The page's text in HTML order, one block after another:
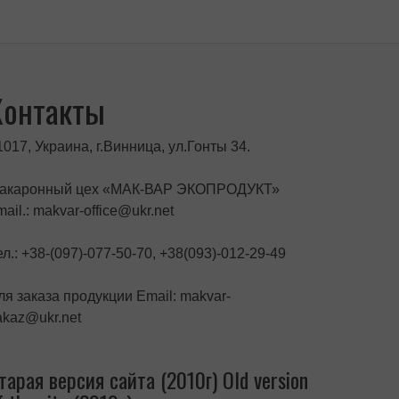
Украина, г.Винница, ул.Гонты 34.
цех «МАК-ВАР ЭКОПРОДУКТ»
makvar-office@ukr.net
+38-(097)-077-50-70, +38(093)-012-29-49
заказа продукции Email: makvar-
версия сайта (2010г) Old version